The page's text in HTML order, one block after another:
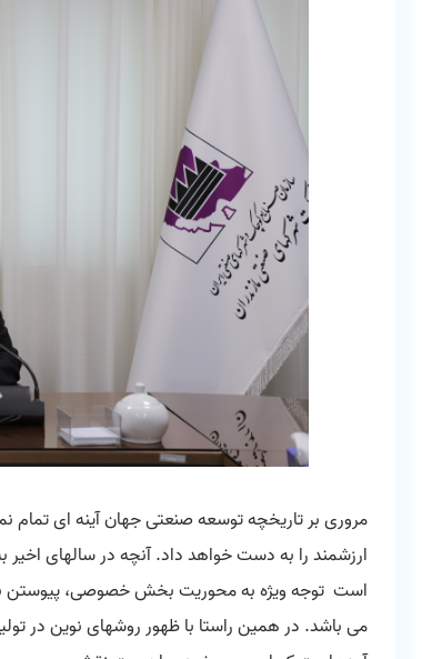
مروری بر تاریخچه توسعه صنعتی جهان آینه ای تمام
ارزشمند را به دست خواهد داد. آنچه در سالهای اخیر
است توجه ویژه به محوریت بخش خصوصی، پیوستن به
می باشد. در همین راستا با ظهور روشهای نوین در